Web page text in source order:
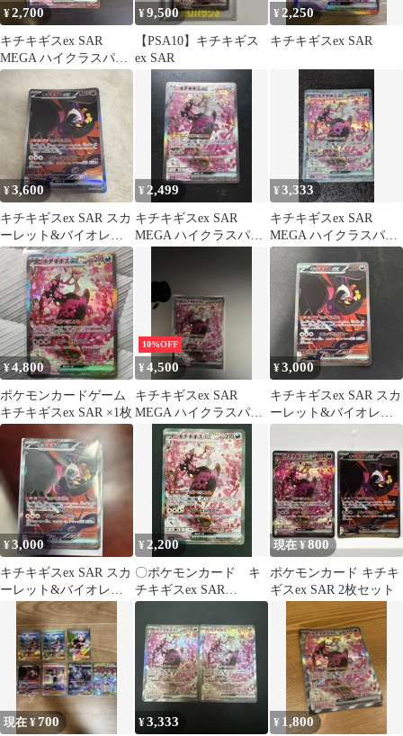
¥2,700
キチキギスex SAR
MEGA ハイクラスパッ
ク MEGAドリームex キ
ラ…
¥9,500
【PSA10】キチキギス
ex SAR
¥ 2,250
キチキギスex SAR
¥3,600
キチキギスex SAR スカ
ーレット&バイオレッ
ト 拡張パック ナイトワ
ンダラ
¥ 2,499
キチキギスex SAR
MEGA ハイクラスパッ
¥3,333
キチキギスex SAR
MEGA ハイクラスパッ
ク MEGAドリームex
24…
¥4,800
ポケモンカードゲーム
キチキギスex SAR ×1枚
10%OFF
¥4,500
キチキギスex SAR
MEGA ハイクラスパッ
ク MEGAドリームex
¥3,000
キチキギスex SAR スカ
ーレット&バイオレッ
ト 拡張パック ナイトワ
ンダラ…
¥3,000
キチキギスex SAR スカ
ーレット&バイオレッ
ト 拡張パック ナイトワ
ンダラ…
¥ 2,200
〇ポケモンカード キ
チキギスex SAR
244/193
現在 ¥800
ポケモンカード キチキ
ギスex SAR 2枚セット
現在 ¥700 ¥3,333 ¥ 1,800